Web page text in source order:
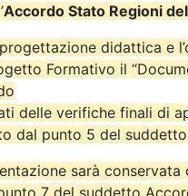
Accordo Stato Regioni
didattica e
Formativo il
delle verifiche finali di
dal punto 5 del
sarà conservata
7 del suddetto